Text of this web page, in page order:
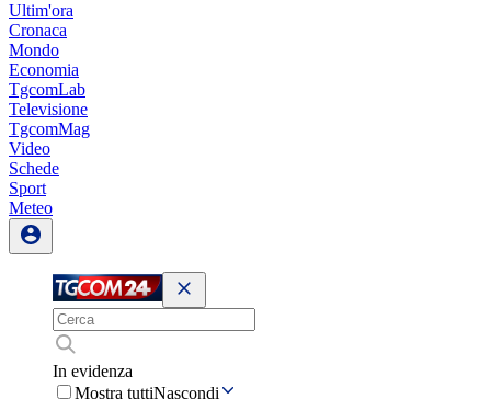
Ultim'ora
Cronaca
Mondo
Economia
TgcomLab
Televisione
TgcomMag
Video
Schede
Sport
Meteo
In evidenza
Mostra tuttiNascondi